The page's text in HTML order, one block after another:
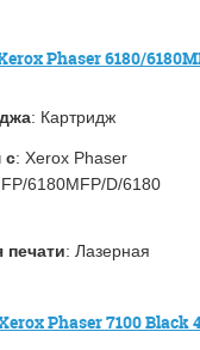
Phaser 6180/
: Картридж
с: Xerox Phaser
6180MFP/D/6180
печати: Лазерная
Phaser 7100 Black